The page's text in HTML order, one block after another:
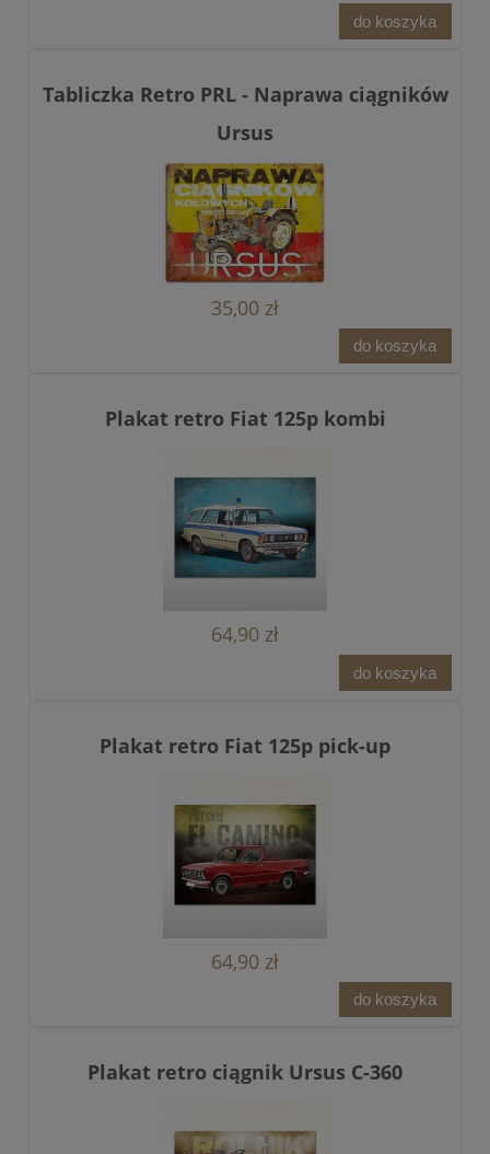
do koszyka
Tabliczka Retro PRL - Naprawa ciągników
Ursus
35,00 zł
do koszyka
Plakat retro Fiat 125p kombi
64,90 zł
do koszyka
Plakat retro Fiat 125p pick-up
64,90 zł
do koszyka
Plakat retro ciągnik Ursus C-360